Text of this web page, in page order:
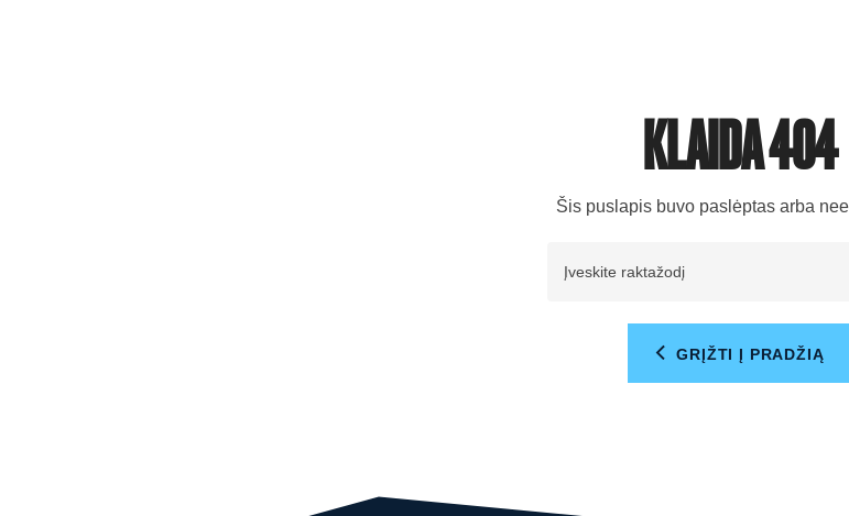
KLAIDA 404
Šis puslapis buvo paslėptas arba
GRĮŽTI Į PRADŽIĄ